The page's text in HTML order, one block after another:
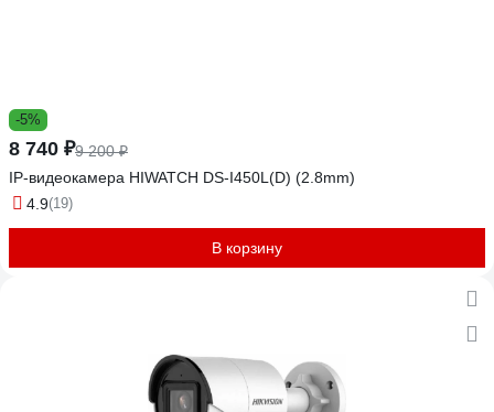
-5%
8 740 ₽9 200 ₽
IP-видеокамера HIWATCH DS-I450L(D) (2.8mm)
4.9(19)
В корзину